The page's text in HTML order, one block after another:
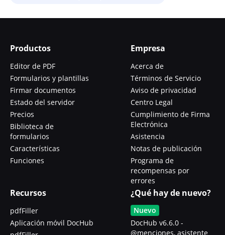
Productos
Editor de PDF
Formularios y plantillas
Firmar documentos
Estado del servidor
Precios
Biblioteca de
formularios
Características
Funciones
Empresa
Acerca de
Términos de Servicio
Aviso de privacidad
Centro Legal
Cumplimiento de Firma
Electrónica
Asistencia
Notas de publicación
Programa de
recompensas por
errores
Recursos
pdfFiller
Aplicación móvil DocHub
¿Qué hay de nuevo?
Nuevo
DocHub v6.6.0 -
@menciones, asistente